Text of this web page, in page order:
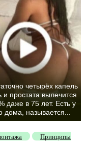
четырёх капель
и простата вылечится
даже в 75 лет. Есть у
дома, называется...
Принципы